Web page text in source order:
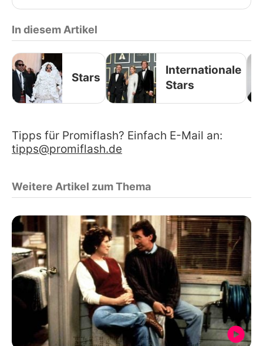
In diesem Artikel
Stars
Internationale
Stars
Tipps für Promiflash? Einfach E-Mail an:
tipps@promiflash.de
Weitere Artikel zum Thema